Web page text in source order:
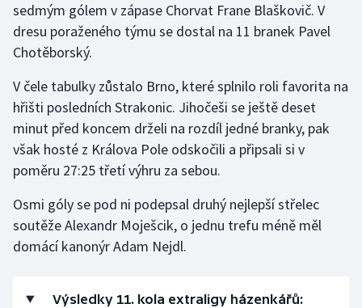
Házená
Jezdectví
Judo
Krasobruslení
Lezení
Lyže a snowboard
Moderní pětiboj
sedmým gólem v zápase Chorvat Frane Blaškovič. V
dresu poraženého týmu se dostal na 11 branek Pavel
Chotěborský.
V čele tabulky zůstalo Brno, které splnilo roli favorita na
hřišti posledních Strakonic. Jihočeši se ještě deset
minut před koncem drželi na rozdíl jedné branky, pak
však hosté z Králova Pole odskočili a připsali si v
poměru 27:25 třetí výhru za sebou.
Osmi góly se pod ni podepsal druhý nejlepší střelec
soutěže Alexandr Moješcik, o jednu trefu méně měl
domácí kanonýr Adam Nejdl.
Výsledky 11. kola extraligy házenkářů: